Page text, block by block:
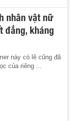
nhân vật nữ
đắng, kháng
này có lẽ cũng đã
của riêng ...